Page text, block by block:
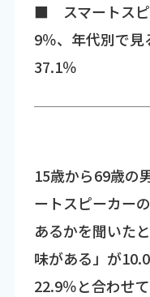
■ スマートスピ
9％、年代別で
37.1％
15歳から69歳の
ートスピーカー
あるかを聞いた
味がある」が
22.9％と合わせ